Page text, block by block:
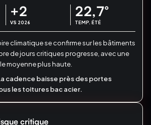
+2
VS 2026
22,7°
TEMP. ÉTÉ
climatique se confirme sur les bâtiments
de jours critiques progresse, avec une
moyenne plus haute.
cadence baisse près des portes
les toitures bac acier.
critique